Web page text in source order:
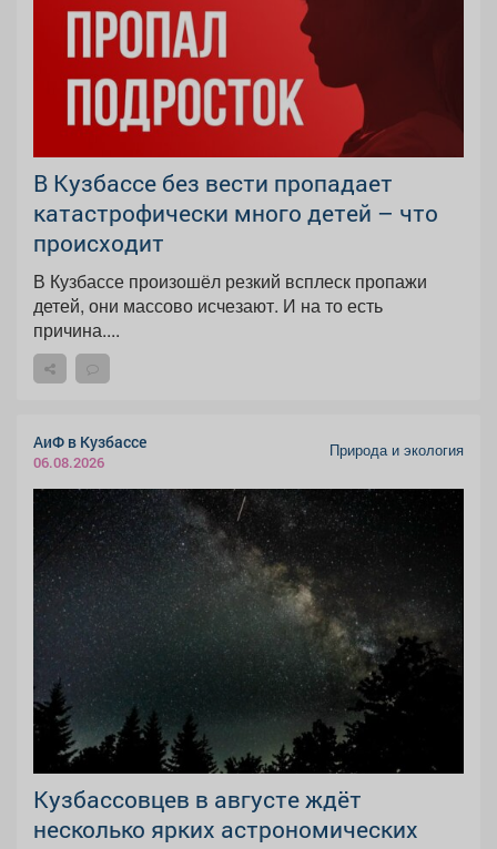
В Кузбассе без вести пропадает
катастрофически много детей – что
происходит
В Кузбассе произошёл резкий всплеск пропажи
детей, они массово исчезают. И на то есть
причина....
АиФ в Кузбассе
06.08.2026
Природа и экология
Кузбассовцев в августе ждёт
несколько ярких астрономических